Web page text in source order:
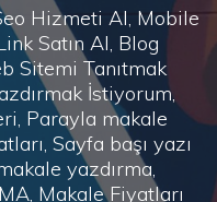
Hizmeti Al, Mobile
Satın Al, Blog
Sitemi Tanıtmak
İstiyorum,
Parayla makale
Sayfa başı yazı
yazdırma,
Makale Fiyatları